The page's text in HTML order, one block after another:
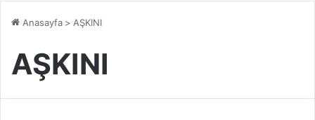
Anasayfa > AŞKINI
AŞKINI